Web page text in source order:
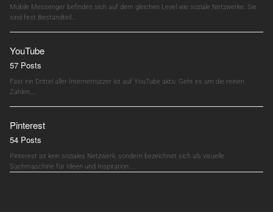
Mobile Messenger befinden sich auf dem gleichen Level wie soziale Netzwerke. Sie
sind fest Bestandteil…
YouTube
57 Posts
Fast ein Drittel aller Internetnutzer ist auf YouTube aktiv. Geht es um die reinen
Zahlen,…
Pinterest
54 Posts
Pinterest ist kein soziales Netzwerk, sondern bezeichnet sich als visuelle
Suchmaschine für Ideen und Inspiration.…